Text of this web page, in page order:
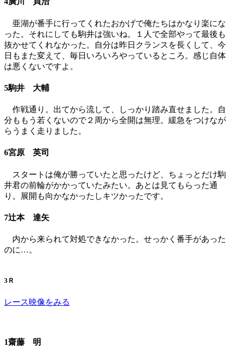
亜湖が番手に行ってくれたおかげで俺たちはかなり楽にな
った。それにしても駒井は強いね。１人で全部やって最後も
抜かせてくれなかった。自分は昨日クランスを長くして、今
日もまた変えて、毎日いろいろやっているところ。感じ自体
は悪くないですよ。
5駒井 大輔
作戦通り。出てから流して、しっかり踏み直せました。自
分ももう若くないので２周から全開は無理。緩急をつけなが
らうまく走りました。
6宮原 英司
スタートは俺が勝っていたと思ったけど、ちょっとだけ駒
井君の前輪がかかっていたみたい。あとは見てもらった通
り。展開も向かなかったしキツかったです。
7辻本 達矢
内から来られて対処できなかった。せっかく番手があった
のに…。
3Ｒ
レース映像をみる
1齋藤 明